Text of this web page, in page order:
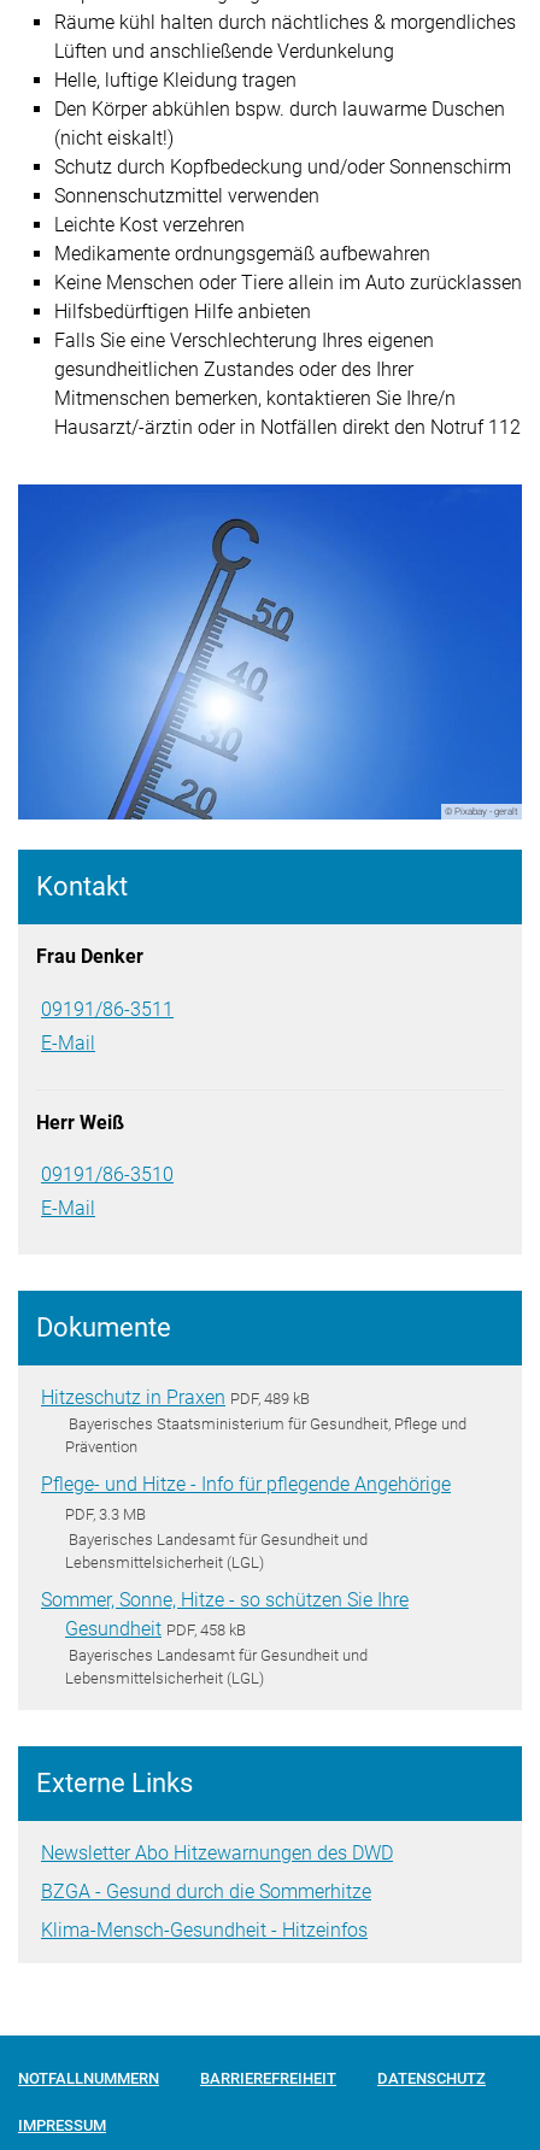
Räume kühl halten durch nächtliches & morgendliches
Lüften und anschließende Verdunkelung
Helle, luftige Kleidung tragen
Den Körper abkühlen bspw. durch lauwarme Duschen
(nicht eiskalt!)
Schutz durch Kopfbedeckung und/oder Sonnenschirm
Sonnenschutzmittel verwenden
Leichte Kost verzehren
Medikamente ordnungsgemäß aufbewahren
Keine Menschen oder Tiere allein im Auto zurücklassen
Hilfsbedürftigen Hilfe anbieten
Falls Sie eine Verschlechterung Ihres eigenen
gesundheitlichen Zustandes oder des Ihrer
Mitmenschen bemerken, kontaktieren Sie Ihre/n
Hausarzt/-ärztin oder in Notfällen direkt den Notruf 112
© Pixabay - geralt
Kontakt
Frau Denker
09191/86-3511
E-Mail
Herr Weiß
09191/86-3510
E-Mail
Dokumente
Hitzeschutz in Praxen PDF, 489 kB
Bayerisches Staatsministerium für Gesundheit, Pflege und
Prävention
Pflege- und Hitze - Info für pflegende Angehörige
PDF, 3.3 MB
Bayerisches Landesamt für Gesundheit und
Lebensmittelsicherheit (LGL)
Sommer, Sonne, Hitze - so schützen Sie Ihre
Gesundheit PDF, 458 kB
Bayerisches Landesamt für Gesundheit und
Lebensmittelsicherheit (LGL)
Externe Links
Newsletter Abo Hitzewarnungen des DWD
BZGA - Gesund durch die Sommerhitze
Klima-Mensch-Gesundheit - Hitzeinfos
NOTFALLNUMMERN BARRIEREFREIHEIT DATENSCHUTZ
IMPRESSUM